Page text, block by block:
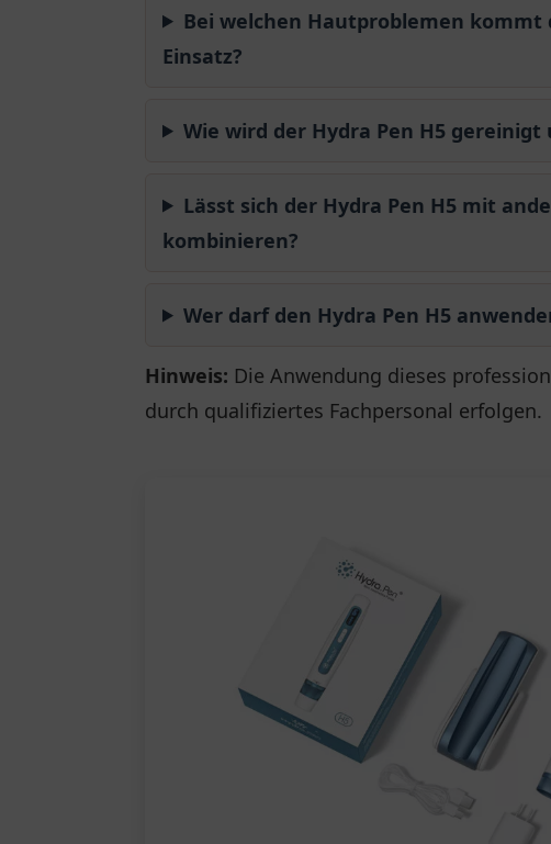
Bei welchen Hautproblemen kommt
Einsatz?
Wie wird der Hydra Pen H5
Lässt sich der Hydra Pen H5 mit
kombinieren?
Wer darf den Hydra Pen H5
Hinweis: Die Anwendung dieses
durch qualifiziertes Fachpersonal erfolgen.